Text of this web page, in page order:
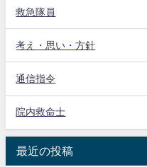
救急隊員
考え・思い・方針
通信指令
院内救命士
最近の投稿